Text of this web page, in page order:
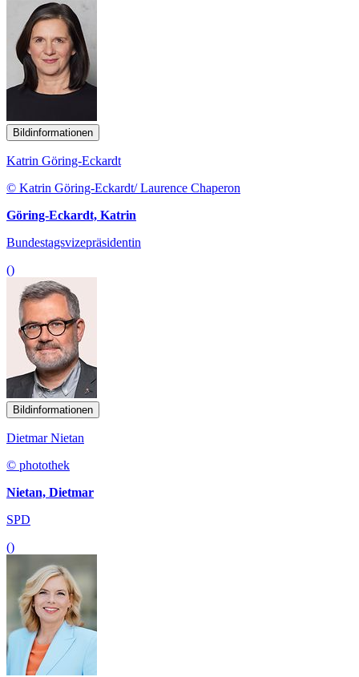
Bildinformationen
Katrin Göring-Eckardt
© Katrin Göring-Eckardt/ Laurence Chaperon
Göring-Eckardt, Katrin
Bundestagsvizepräsidentin
()
Bildinformationen
Dietmar Nietan
© photothek
Nietan, Dietmar
SPD
()